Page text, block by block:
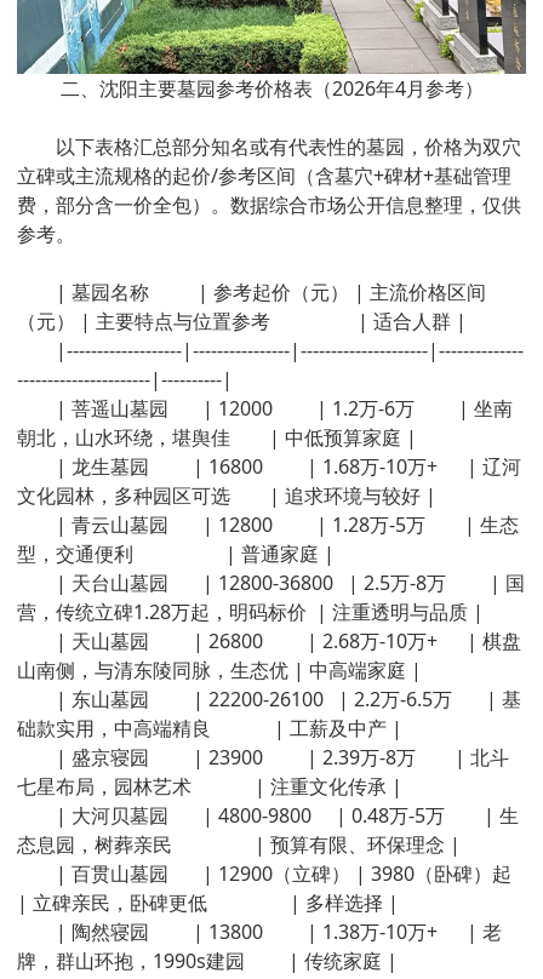
二、沈阳主要墓园参考价格表（2026年4月参考）
以下表格汇总部分知名或有代表性的墓园，价格为双穴
立碑或主流规格的起价/参考区间（含墓穴+碑材+基础管理
费，部分含一价全包）。数据综合市场公开信息整理，仅供
参考。
| 墓园名称 | 参考起价（元） | 主流价格区间
（元） | 主要特点与位置参考 | 适合人群 |
|-------------------|----------------|---------------------|--------------
----------------------|----------|
| 菩遥山墓园 | 12000 | 1.2万-6万 | 坐南
朝北，山水环绕，堪舆佳 | 中低预算家庭 |
| 龙生墓园 | 16800 | 1.68万-10万+ | 辽河
文化园林，多种园区可选 | 追求环境与较好 |
| 青云山墓园 | 12800 | 1.28万-5万 | 生态
型，交通便利 | 普通家庭 |
| 天台山墓园 | 12800-36800 | 2.5万-8万 | 国
营，传统立碑1.28万起，明码标价 | 注重透明与品质 |
| 天山墓园 | 26800 | 2.68万-10万+ | 棋盘
山南侧，与清东陵同脉，生态优 | 中高端家庭 |
| 东山墓园 | 22200-26100 | 2.2万-6.5万 | 基
础款实用，中高端精良 | 工薪及中产 |
| 盛京寝园 | 23900 | 2.39万-8万 | 北斗
七星布局，园林艺术 | 注重文化传承 |
| 大河贝墓园 | 4800-9800 | 0.48万-5万 | 生
态息园，树葬亲民 | 预算有限、环保理念 |
| 百贯山墓园 | 12900（立碑） | 3980（卧碑）起
| 立碑亲民，卧碑更低 | 多样选择 |
| 陶然寝园 | 13800 | 1.38万-10万+ | 老
牌，群山环抱，1990s建园 | 传统家庭 |